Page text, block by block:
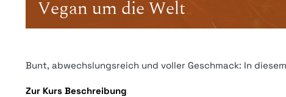
Vegan um die Welt
Bunt, abwechslungsreich und voller Geschmack: In
Zur Kurs Beschreibung